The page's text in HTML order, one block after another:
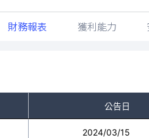
財務報表 獲利能力
公告日
2024/03/15